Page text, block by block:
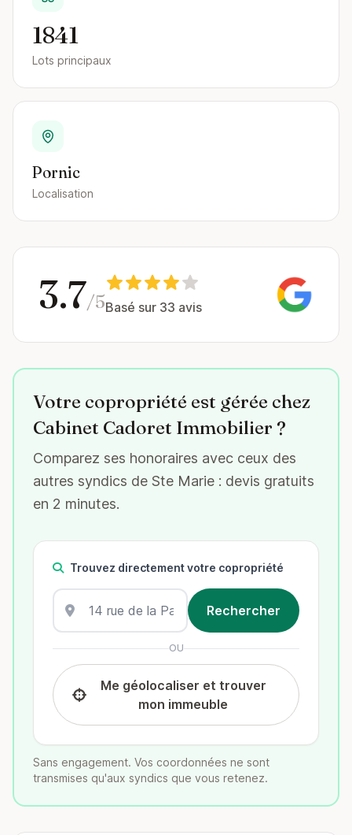
1841
Lots principaux
Pornic
Localisation
3.7/5Basé sur 33 avis
Votre copropriété est gérée chez
Cabinet Cadoret Immobilier ?
Comparez ses honoraires avec ceux des
autres syndics de Ste Marie : devis gratuits
en 2 minutes.
Trouvez directement votre copropriété
OU
Me géolocaliser et trouver
mon immeuble
Sans engagement. Vos coordonnées ne sont
transmises qu'aux syndics que vous retenez.